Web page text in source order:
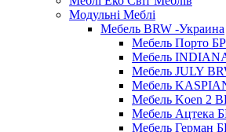
Модульні Меблі
Мебель BRW -Украина
Мебель Порто
Мебель
Мебель JULY
Мебель
Мебель Koen 2
Мебель Ацтека
Мебель Герман